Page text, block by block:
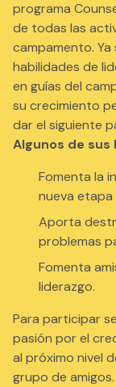
programa
de todas las
campamento.
habilidades de
en guías del
su crecimiento
dar el siguiente
Algunos de sus
Fomenta la
nueva
Aporta
problemas
Fomenta
liderazgo.
Para participar
pasión por el
al próximo nivel
grupo de amigos.